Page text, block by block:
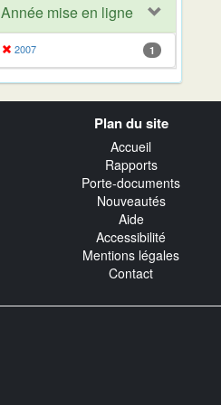
Année mise en ligne
2007 1
Plan du site
Accueil
Rapports
Porte-documents
Nouveautés
Aide
Accessibilité
Mentions légales
Contact